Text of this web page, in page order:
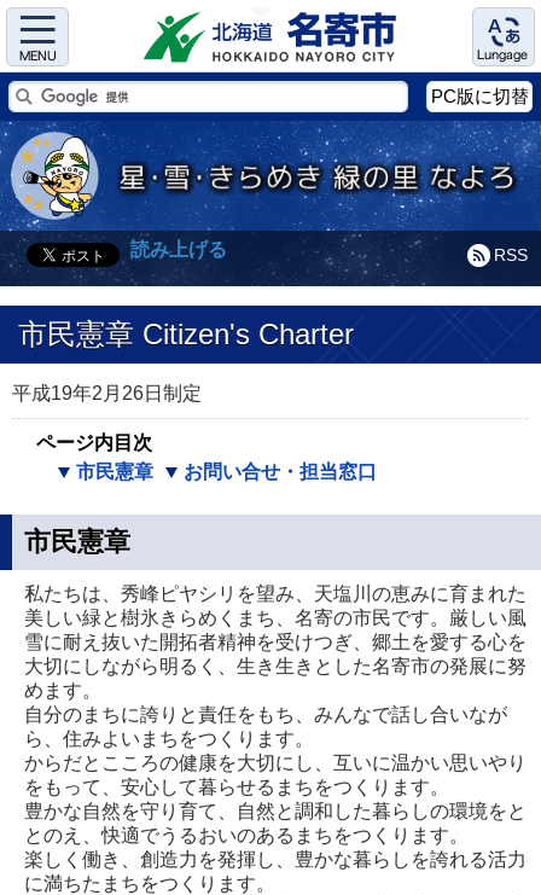
Menu Language
PC版に切替
RSS
読み上げる
市民憲章 Citizen's Charter
平成19年2月26日制定
ページ内目次
市民憲章
お問い合せ・担当窓口
市民憲章
私たちは、秀峰ピヤシリを望み、天塩川の恵みに育まれた
美しい緑と樹氷きらめくまち、名寄の市民です。厳しい風
雪に耐え抜いた開拓者精神を受けつぎ、郷土を愛する心を
大切にしながら明るく、生き生きとした名寄市の発展に努
めます。
自分のまちに誇りと責任をもち、みんなで話し合いなが
ら、住みよいまちをつくります。
からだとこころの健康を大切にし、互いに温かい思いやり
をもって、安心して暮らせるまちをつくります。
豊かな自然を守り育て、自然と調和した暮らしの環境をと
とのえ、快適でうるおいのあるまちをつくります。
楽しく働き、創造力を発揮し、豊かな暮らしを誇れる活力
に満ちたまちをつくります。